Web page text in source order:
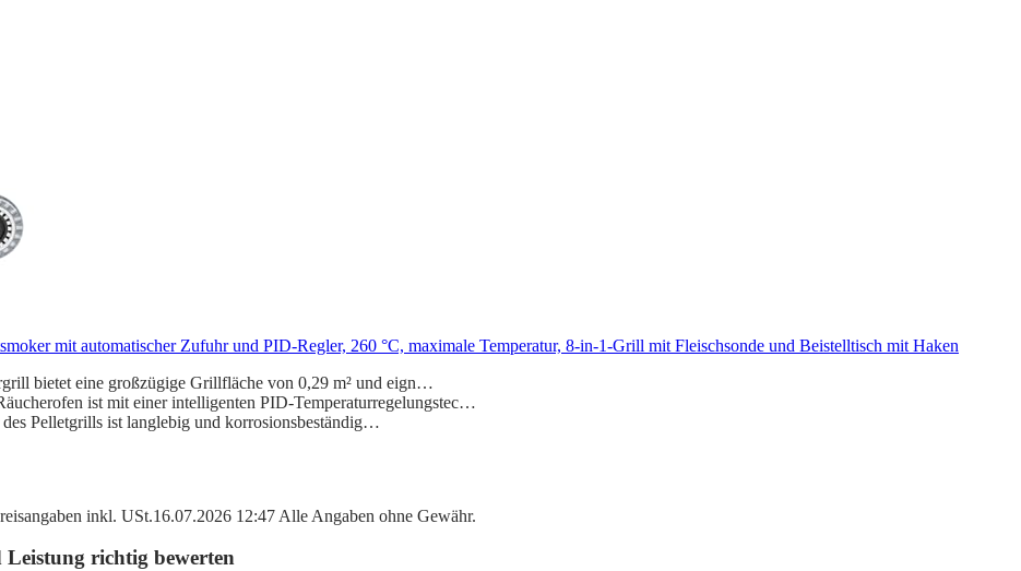
mit automatischer Zufuhr und PID-Regler, 260 °C, maximale Temperatur, 8-in-1-Grill mit Fleischsonde und Beistelltisch mit Haken
bietet eine großzügige Grillfläche von 0,29 m² und eign…
ist mit einer intelligenten PID-Temperaturregelungstec…
Pelletgrills ist langlebig und korrosionsbeständig…
inkl. USt.16.07.2026 12:47 Alle Angaben ohne Gewähr.
richtig bewerten